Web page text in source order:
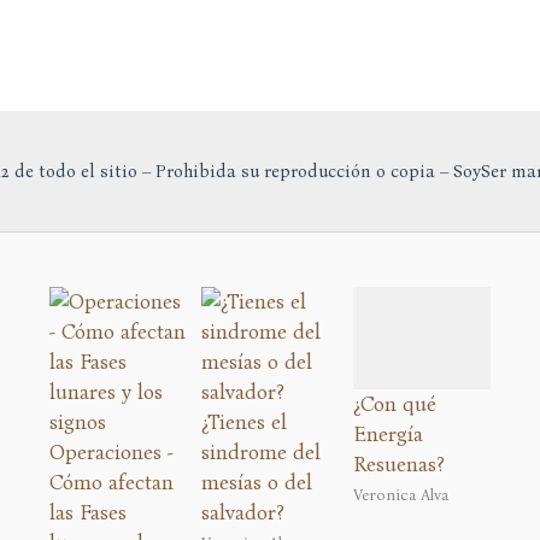
de todo el sitio – Prohibida su reproducción o copia – SoySer
Operaciones -
Cómo afectan
las Fases
¿Tienes el
sindrome del
mesías o del
salvador?
¿Con qué
Energía
Resuenas?
Veronica Alva